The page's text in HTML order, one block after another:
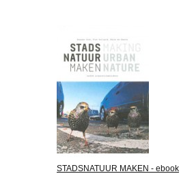
STADSNATUUR MAKEN - ebook